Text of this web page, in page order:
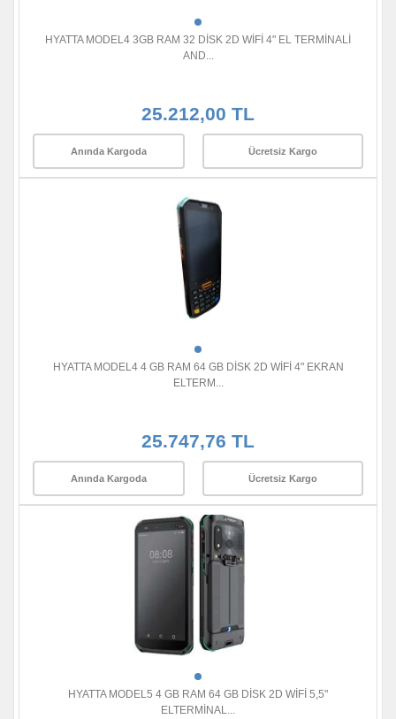
HYATTA MODEL4 3GB RAM 32 DİSK 2D WİFİ 4" EL TERMİNALİ
AND...
25.212,00 TL
Anında Kargoda Ücretsiz Kargo
HYATTA MODEL4 4 GB RAM 64 GB DİSK 2D WİFİ 4" EKRAN
ELTERM...
25.747,76 TL
Anında Kargoda Ücretsiz Kargo
HYATTA MODEL5 4 GB RAM 64 GB DİSK 2D WİFİ 5,5"
ELTERMİNAL...